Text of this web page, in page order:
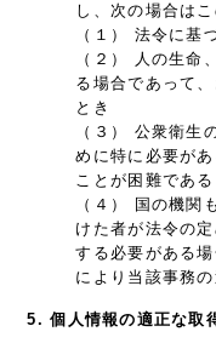
し、次の場合は
（１） 法令に基
（２） 人の生命
る場合であって
とき
（３） 公衆衛生
めに特に必要が
ことが困難である
（４） 国の機関
けた者が法令の
する必要がある
により当該事務
5. 個人情報の適正な取